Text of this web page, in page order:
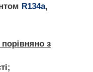
R134a,
з